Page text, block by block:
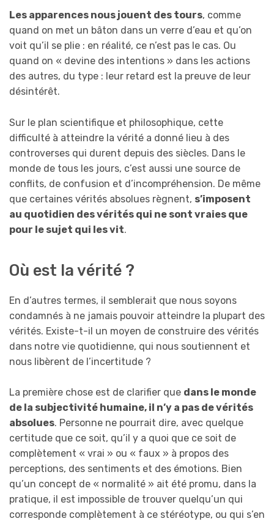
Les apparences nous jouent des tours, comme
quand on met un bâton dans un verre d’eau et qu’on
voit qu’il se plie : en réalité, ce n’est pas le cas. Ou
quand on « devine des intentions » dans les actions
des autres, du type : leur retard est la preuve de leur
désintérêt.
Sur le plan scientifique et philosophique, cette
difficulté à atteindre la vérité a donné lieu à des
controverses qui durent depuis des siècles. Dans le
monde de tous les jours, c’est aussi une source de
conflits, de confusion et d’incompréhension. De même
que certaines vérités absolues règnent, s’imposent
au quotidien des vérités qui ne sont vraies que
pour le sujet qui les vit.
Où est la vérité ?
En d’autres termes, il semblerait que nous soyons
condamnés à ne jamais pouvoir atteindre la plupart des
vérités. Existe-t-il un moyen de construire des vérités
dans notre vie quotidienne, qui nous soutiennent et
nous libèrent de l’incertitude ?
La première chose est de clarifier que dans le monde
de la subjectivité humaine, il n’y a pas de vérités
absolues. Personne ne pourrait dire, avec quelque
certitude que ce soit, qu’il y a quoi que ce soit de
complètement « vrai » ou « faux » à propos des
perceptions, des sentiments et des émotions. Bien
qu’un concept de « normalité » ait été promu, dans la
pratique, il est impossible de trouver quelqu’un qui
corresponde complètement à ce stéréotype, ou qui s’en